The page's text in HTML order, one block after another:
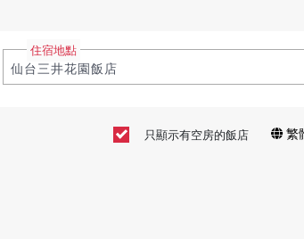
住宿地點
只顯示有空房的飯店 繁